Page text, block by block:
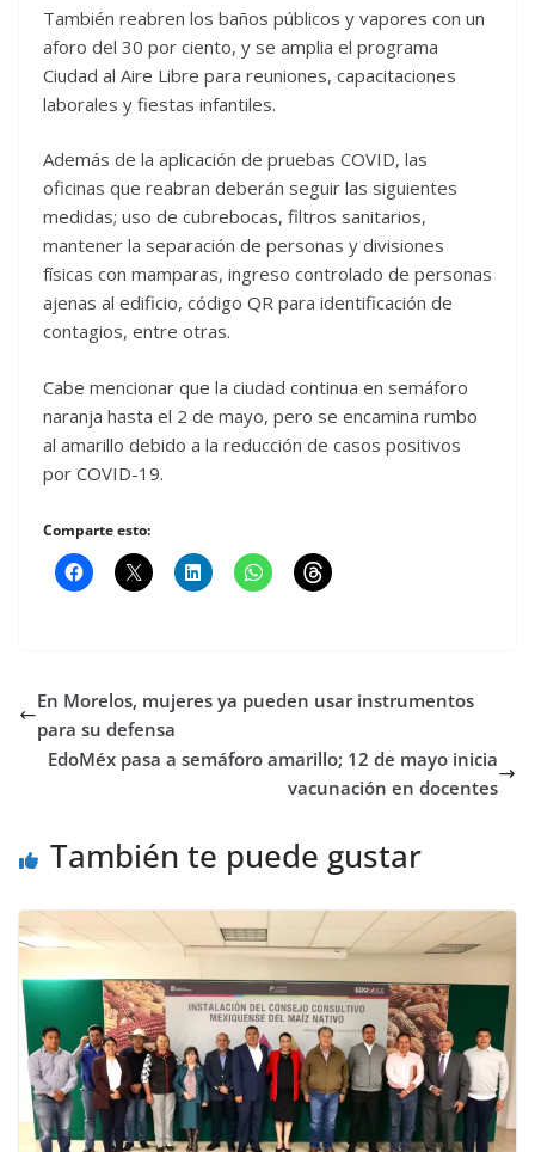
También reabren los baños públicos y vapores con un
aforo del 30 por ciento, y se amplia el programa
Ciudad al Aire Libre para reuniones, capacitaciones
laborales y fiestas infantiles.
Además de la aplicación de pruebas COVID, las
oficinas que reabran deberán seguir las siguientes
medidas; uso de cubrebocas, filtros sanitarios,
mantener la separación de personas y divisiones
físicas con mamparas, ingreso controlado de personas
ajenas al edificio, código QR para identificación de
contagios, entre otras.
Cabe mencionar que la ciudad continua en semáforo
naranja hasta el 2 de mayo, pero se encamina rumbo
al amarillo debido a la reducción de casos positivos
por COVID-19.
Comparte esto:
En Morelos, mujeres ya pueden usar instrumentos
para su defensa
EdoMéx pasa a semáforo amarillo; 12 de mayo inicia
vacunación en docentes
También te puede gustar